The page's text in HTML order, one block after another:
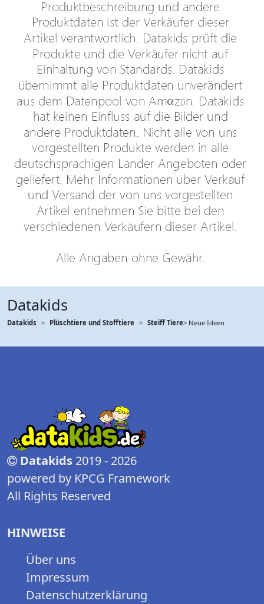
Datakids
Datakids Plüschtiere und Stofftiere Steiff Tiere> Neue Ideen
Datakids 2019 - 2026
powered by KPCG Framework
All Rights Reserved
HINWEISE
Über uns
Impressum
Datenschutzerklärung